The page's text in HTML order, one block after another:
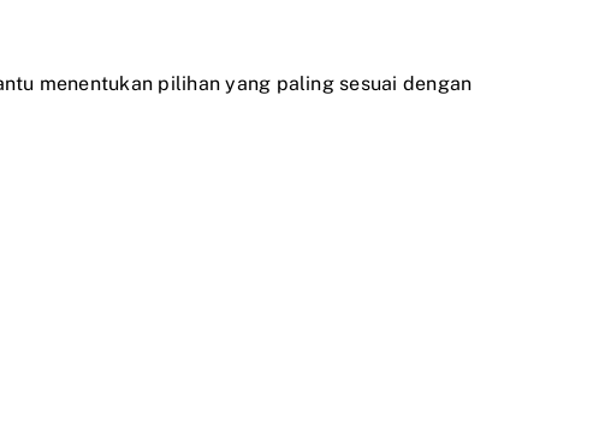
menentukan pilihan yang paling sesuai dengan